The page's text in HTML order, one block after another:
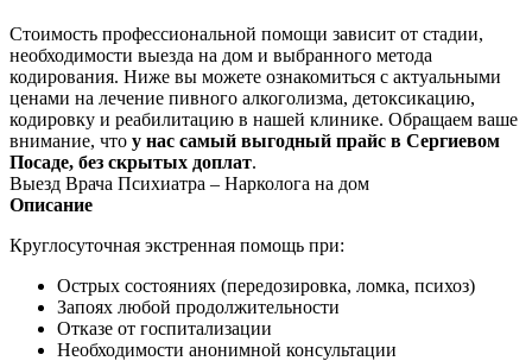
Стоимость профессиональной помощи зависит от стадии,
необходимости выезда на дом и выбранного метода
кодирования. Ниже вы можете ознакомиться с актуальными
ценами на лечение пивного алкоголизма, детоксикацию,
кодировку и реабилитацию в нашей клинике. Обращаем ваше
внимание, что у нас самый выгодный прайс в Сергиевом
Посаде, без скрытых доплат.
Выезд Врача Психиатра – Нарколога на дом
Описание
Круглосуточная экстренная помощь при:
Острых состояниях (передозировка, ломка, психоз)
Запоях любой продолжительности
Отказе от госпитализации
Необходимости анонимной консультации